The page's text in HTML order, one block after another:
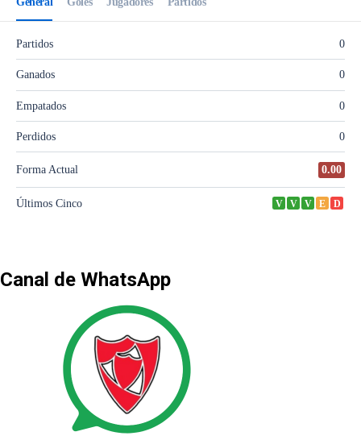
Canal de WhatsApp